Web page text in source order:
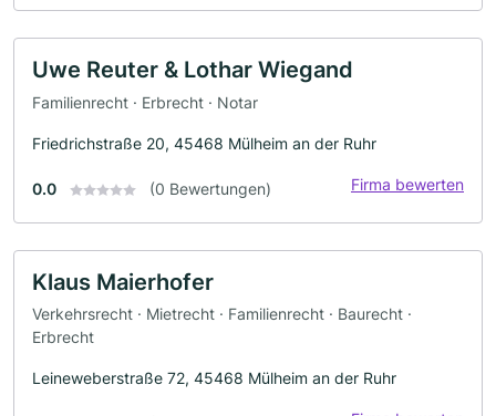
Uwe Reuter & Lothar Wiegand
Familienrecht · Erbrecht · Notar
Friedrichstraße 20, 45468 Mülheim an der Ruhr
0.0 (0 Bewertungen) Firma bewerten
Klaus Maierhofer
Verkehrsrecht · Mietrecht · Familienrecht · Baurecht ·
Erbrecht
Leineweberstraße 72, 45468 Mülheim an der Ruhr